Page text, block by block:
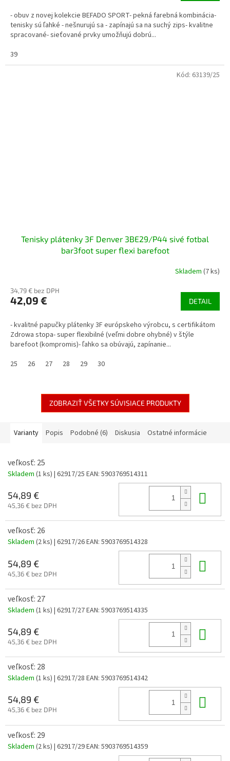
- obuv z novej kolekcie BEFADO SPORT- pekná farebná kombinácia-
tenisky sú ľahké - nešnurujú sa - zapínajú sa na suchý zips- kvalitne
spracované- sieťované prvky umožňujú dobrú...
39
Tenisky plátenky 3F Denver 3BE29/P44 sivé fotbal
bar3foot super flexi barefoot
Skladem (7 ks)
34,79 € bez DPH
42,09 € DETAIL
- kvalitné papučky plátenky 3F európskeho výrobcu, s certifikátom
Zdrowa stopa- super flexibilné (veľmi dobre ohybné) v štýle
barefoot (kompromis)- ľahko sa obúvajú, zapínanie...
25
26 27 28 29 30
Kód: 63139/25
ZOBRAZIŤ VŠETKY SÚVISIACE PRODUKTY
Varianty Popis Podobné (6) Diskusia Ostatné informácie
veľkosť: 25
Skladem (1 ks) | 62917/25 EAN: 5903769514311
54,89 €
45,36 € bez DPH
veľkosť: 26
Skladem (2 ks) | 62917/26EAN: 5903769514328
54,89 €
45,36 € bez DPH
veľkosť: 27
Skladem (1 ks) | 62917/27EAN: 5903769514335
54,89 €
45,36 € bez DPH
veľkosť: 28
Skladem (1 ks) | 62917/28 EAN: 5903769514342
54,89 €
45,36 € bez DPH
veľkosť: 29
Skladem (2 ks) | 62917/29EAN: 5903769514359